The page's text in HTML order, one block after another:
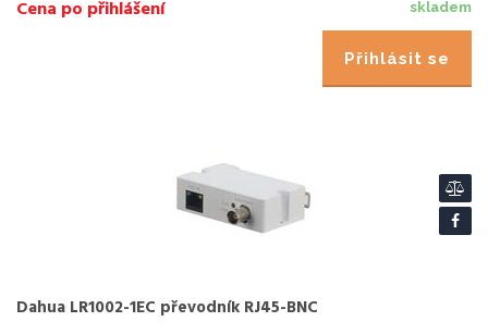
skladem
Cena po přihlášení
Přihlásit se
Dahua LR1002-1EC převodník RJ45-BNC